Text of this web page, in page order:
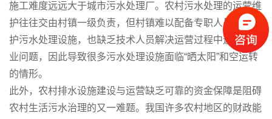
施工难度远远大于城市污水处理厂。农村污水处理的运营维
护往往交由村镇一级负责，但村镇难以配备专职人员运营维
护污水处理设施，也缺乏技术人员解决运营过程中遇到的专
业问题，因此导致很多污水处理设施面临“晒太阳”和空运转
的情形。
此外，农村排水设施建设与运营缺乏可靠的资金保障是阻碍
农村生活污水治理的又一难题。我国许多农村地区的财政能